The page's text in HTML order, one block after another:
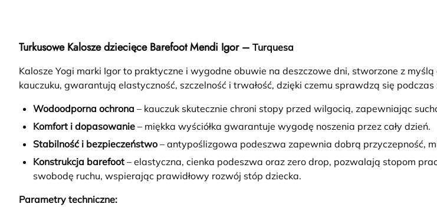
Turkusowe Kalosze dziecięce Barefoot Mendi Igor – Turquesa
Kalosze Yogi marki Igor to praktyczne i wygodne obuwie na deszczowe dni, stworzone z
kauczuku, gwarantują elastyczność, szczelność i trwałość, dzięki czemu sprawdzą się
Wodoodporna ochrona – kauczuk skutecznie chroni stopy przed wilgocią, zapewniając
Komfort i dopasowanie – miękka wyściółka gwarantuje wygodę noszenia przez cały dzień.
Stabilność i bezpieczeństwo – antypoślizgowa podeszwa zapewnia dobrą przyczepność,
Konstrukcja barefoot – elastyczna, cienka podeszwa oraz zero drop, pozwalają stopom
swobodę ruchu, wspierając prawidłowy rozwój stóp dziecka.
Parametry techniczne: